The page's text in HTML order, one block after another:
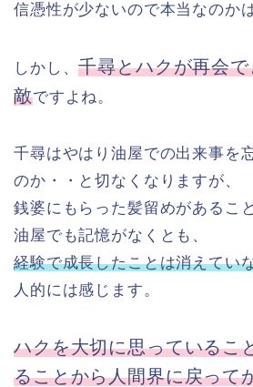
信憑性が少ないので本当なのか
しかし、千尋とハクが再会
敵ですよね。
千尋はやはり油屋での出来事を
のか・・と切なくなりますが、
銭婆にもらった髪留めがあるこ
油屋でも記憶がなくとも、
経験で成長したことは消えてい
人的には感じます。
ハクを大切に思っているこ
ることから人間界に戻って